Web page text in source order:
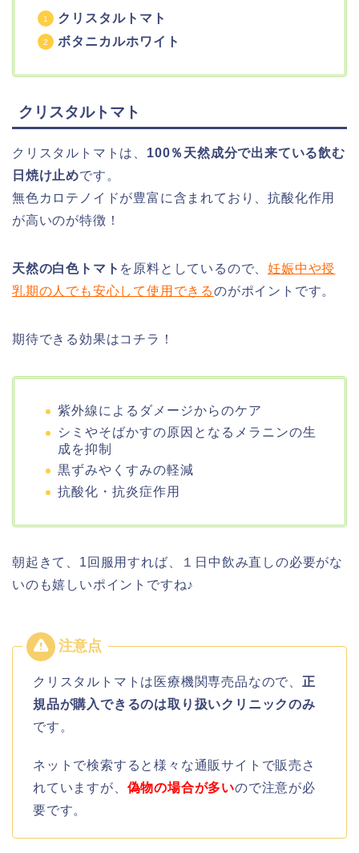
クリスタルトマト
ボタニカルホワイト
クリスタルトマト
クリスタルトマトは、 100％天然成分で出来ている飲む
日焼け止めです。
無色カロテノイドが豊富に含まれており、抗酸化作用
が高いのが特徴！
天然の白色トマト を原料としているので、妊娠中や授
乳期の人でも安心して使用できるのがポイントです。
期待できる効果はコチラ！
紫外線によるダメージからのケア
シミやそばかすの原因となるメラニンの生
成を抑制
黒ずみやくすみの軽減
抗酸化・抗炎症作用
朝起きて、1回服用すれば、１日中飲み直しの必要がな
いのも嬉しいポイントですね♪
クリスタルトマトは医療機関専売品なので、 正
規品が購入できるのは取り扱いクリニックのみ
です。
ネットで検索すると様々な通販サイトで販売さ
れていますが、 偽物の場合が多いので注意が必
要です。